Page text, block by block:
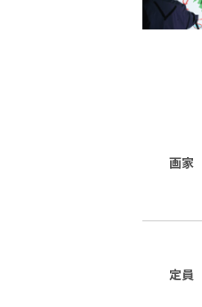
画家
定員